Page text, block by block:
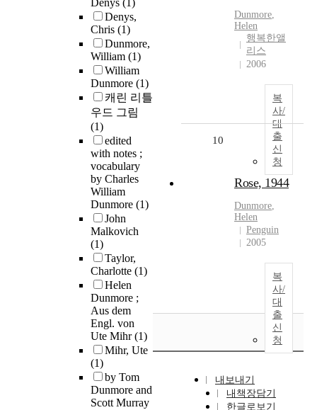
Denys (1)
Denys,
Chris (1)
Dunmore,
William (1)
William
Dunmore (1)
캐린 리틀
우드 그림
(1)
edited
with notes ;
vocabulary
by Charles
William
Dunmore (1)
John
Malkovich
(1)
Taylor,
Charlotte (1)
Helen
Dunmore ;
Aus dem
Engl. von
Ute Mihr(1)
Mihr, Ute
(1)
by Tom
Dunmore and
Scott Murray
Dunmore,
Helen
행복한앨
리스
2006
복
사/
대
출
신
청
10
Rose, 1944
Dunmore,
Helen
Penguin
2005
복
사/
대
출
신
청
내보내기
내책장담기
한글로보기